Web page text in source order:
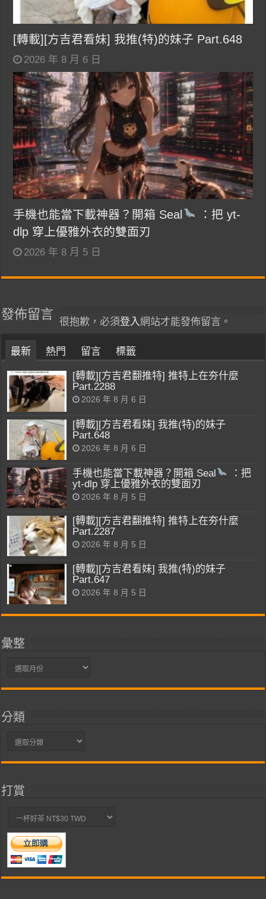
[轉載][方吉君看妹] 我推(特)的妹子 Part.648
2026 年 8 月 6 日
手機也能當下載神器？開箱 Seal
：把 yt-
dlp 穿上優雅外衣的雙面刃
2026 年 8 月 5 日
發佈留言
很抱歉，必須登入網站才能發佈留言。
最新 熱門 留言 標籤
[轉載][方吉君翻推特] 推特上在夯什麼
Part.2288
2026 年 8 月 6 日
[轉載][方吉君看妹] 我推(特)的妹子
Part.648
2026 年 8 月 6 日
手機也能當下載神器？開箱 Seal
：把
yt-dlp 穿上優雅外衣的雙面刃
2026 年 8 月 5 日
[轉載][方吉君翻推特] 推特上在夯什麼
Part.2287
2026 年 8 月 5 日
[轉載][方吉君看妹] 我推(特)的妹子
Part.647
2026 年 8 月 5 日
彙整
彙
分類
分
打賞